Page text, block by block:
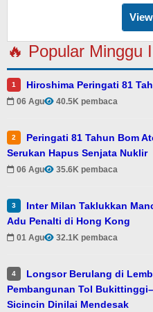
🔥 Popular Minggu
1 Hiroshima Peringati 81
06 Agu 40.5K pembaca
2
Peringati 81 Tahun Bom
Serukan Hapus Senjata Nuklir
06 Agu 35.6K pembaca
3
Inter Milan Taklukkan
Adu Penalti di Hong Kong
01 Agu 32.1K pembaca
4
Longsor Berulang di
Pembangunan Tol
Sicincin Dinilai Mendesak